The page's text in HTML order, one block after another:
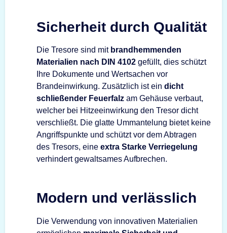
Sicherheit durch Qualität
Die Tresore sind mit brandhemmenden
Materialien nach DIN 4102 gefüllt, dies schützt
Ihre Dokumente und Wertsachen vor
Brandeinwirkung. Zusätzlich ist ein dicht
schließender Feuerfalz am Gehäuse verbaut,
welcher bei Hitzeeinwirkung den Tresor dicht
verschließt. Die glatte Ummantelung bietet keine
Angriffspunkte und schützt vor dem Abtragen
des Tresors, eine extra Starke Verriegelung
verhindert gewaltsames Aufbrechen.
Modern und verlässlich
Die Verwendung von innovativen Materialien